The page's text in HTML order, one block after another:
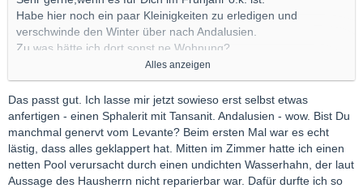
Habe hier noch ein paar Kleinigkeiten zu erledigen und
verschwinde den Winter über nach Andalusien.
Zu was hätte ich dort sonst ne Wohnung?
Habe echt keinen Bock zum Schneeschippen.
Gerne PN erwünscht.
Gruß
Nachtwächter
Alles anzeigen
Das passt gut. Ich lasse mir jetzt sowieso erst selbst etwas
anfertigen - einen Sphalerit mit Tansanit. Andalusien - wow. Bist Du
manchmal genervt vom Levante? Beim ersten Mal war es echt
lästig, dass alles geklappert hat. Mitten im Zimmer hatte ich einen
netten Pool verursacht durch einen undichten Wasserhahn, der laut
Aussage des Hausherrn nicht reparierbar war. Dafür durfte ich so